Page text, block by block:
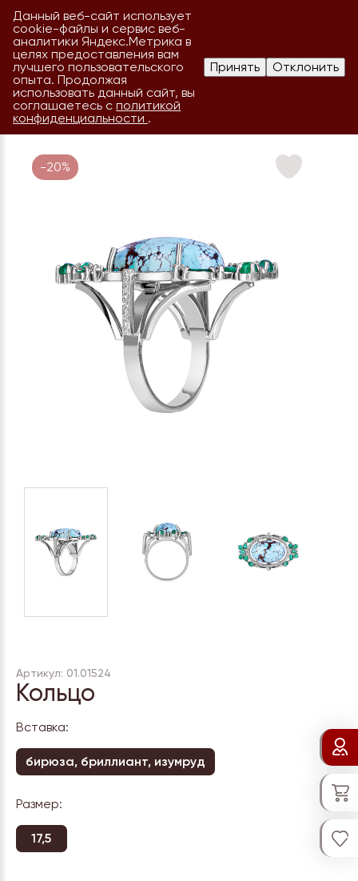
-20%
Артикул: 01.01524
Кольцо
Вставка:
бирюза, бриллиант, изумруд
Размер:
17,5
Данный веб-сайт использует
cookie-файлы и сервис веб-
аналитики Яндекс.Метрика в
целях предоставления вам
лучшего пользовательского
опыта. Продолжая
использовать данный сайт, вы
соглашаетесь сполитикой
конфиденциальности .
Принять Отклонить